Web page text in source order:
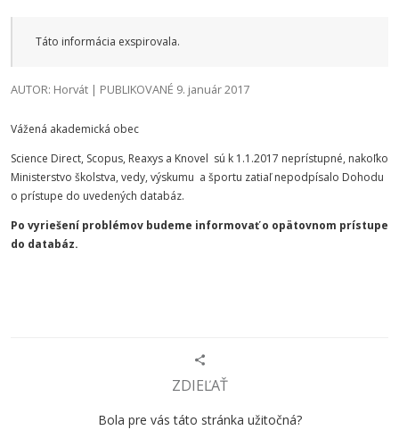
Táto informácia exspirovala.
AUTOR: Horvát | PUBLIKOVANÉ 9. január 2017
Vážená akademická obec
Science Direct, Scopus, Reaxys a Knovel sú k 1.1.2017 neprístupné, nakoľko
Ministerstvo školstva, vedy, výskumu a športu zatiaľ nepodpísalo Dohodu
o prístupe do uvedených databáz.
Po vyriešení problémov budeme informovať o opätovnom prístupe
do databáz.
ZDIEĽAŤ
Bola pre vás táto stránka užitočná?